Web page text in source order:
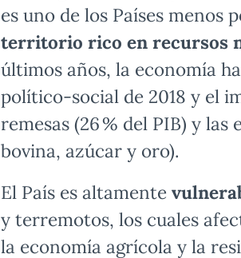
es uno de los Países menos
territorio rico en recursos
últimos años, la economía
político-social de 2018 y el
remesas (26 % del PIB) y
bovina, azúcar y oro).
El País es altamente
y terremotos, los cuales
la economía agrícola y la